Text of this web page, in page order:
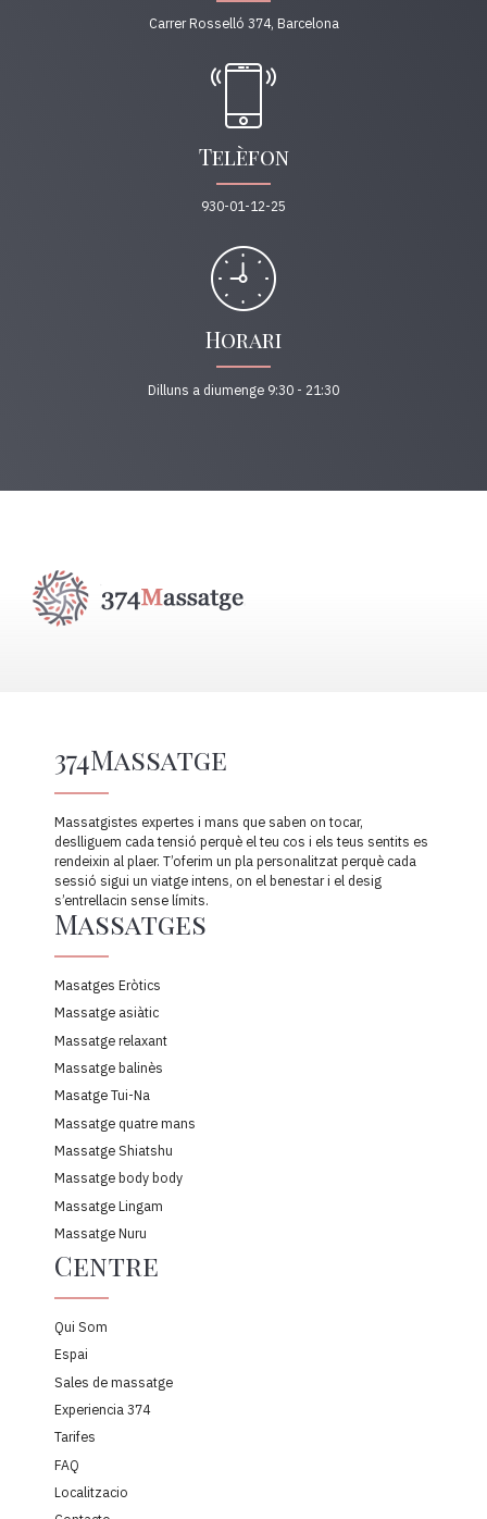
Carrer Rosselló 374, Barcelona
Telèfon
930-01-12-25
Horari
Dilluns a diumenge 9:30 - 21:30
374Massatge
Massatgistes expertes i mans que saben on tocar,
deslliguem cada tensió perquè el teu cos i els teus sentits es
rendeixin al plaer. T’oferim un pla personalitzat perquè cada
sessió sigui un viatge intens, on el benestar i el desig
s’entrellacin sense límits.
Massatges
Masatges Eròtics
Massatge asiàtic
Massatge relaxant
Massatge balinès
Masatge Tui-Na
Massatge quatre mans
Massatge Shiatshu
Massatge body body
Massatge Lingam
Massatge Nuru
Centre
Qui Som
Espai
Sales de massatge
Experiencia 374
Tarifes
FAQ
Localitzacio